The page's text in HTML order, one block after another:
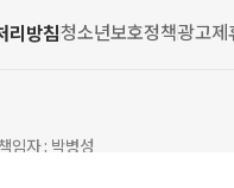
리방침청소년보호정책광고제
임자 : 박병성